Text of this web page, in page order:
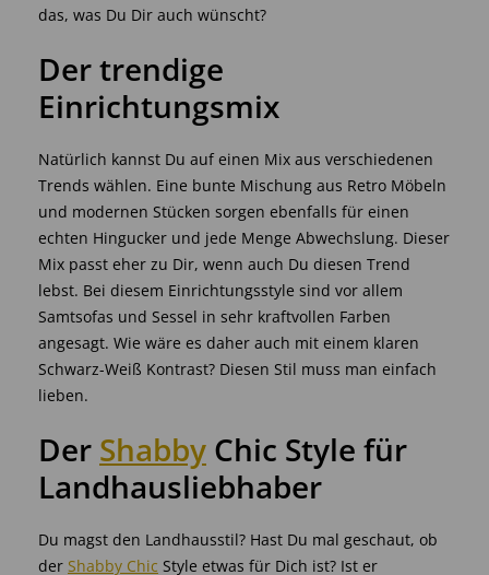
das, was Du Dir auch wünscht?
Der trendige
Einrichtungsmix
Natürlich kannst Du auf einen Mix aus verschiedenen
Trends wählen. Eine bunte Mischung aus Retro Möbeln
und modernen Stücken sorgen ebenfalls für einen
echten Hingucker und jede Menge Abwechslung. Dieser
Mix passt eher zu Dir, wenn auch Du diesen Trend
lebst. Bei diesem Einrichtungsstyle sind vor allem
Samtsofas und Sessel in sehr kraftvollen Farben
angesagt. Wie wäre es daher auch mit einem klaren
Schwarz-Weiß Kontrast? Diesen Stil muss man einfach
lieben.
Der Shabby Chic Style für
Landhausliebhaber
Du magst den Landhausstil? Hast Du mal geschaut, ob
der Shabby Chic Style etwas für Dich ist? Ist er